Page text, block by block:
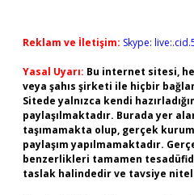
Reklam ve İletişim: Skype:
Yasal Uyarı: Bu internet sitesi,
veya şahıs şirketi ile hiçbir
Sitede yalnızca kendi
paylaşılmaktadır. Burada yer
taşımamakta olup, gerçek
paylaşım yapılmamaktadır.
benzerlikleri tamamen
taslak halindedir ve tavsiye